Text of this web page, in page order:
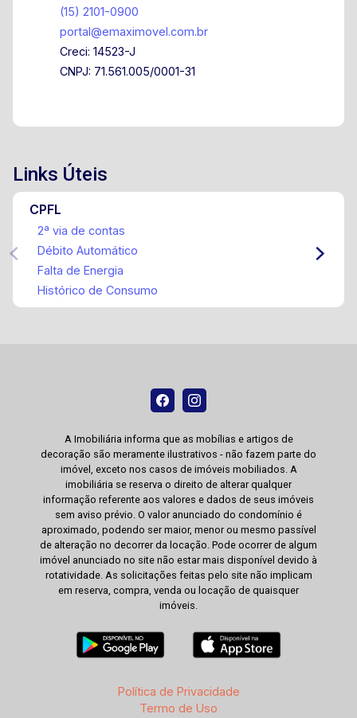
(15) 2101-0900
portal@emaximovel.com.br
Creci: 14523-J
CNPJ: 71.561.005/0001-31
Links Úteis
CPFL
2ª via de contas
Débito Automático
Falta de Energia
Histórico de Consumo
A Imobiliária informa que as mobílias e artigos de
decoração são meramente ilustrativos - não fazem parte do
imóvel, exceto nos casos de imóveis mobiliados. A
imobiliária se reserva o direito de alterar qualquer
informação referente aos valores e dados de seus imóveis
sem aviso prévio. O valor anunciado do condomínio é
aproximado, podendo ser maior, menor ou mesmo passível
de alteração no decorrer da locação. Pode ocorrer de algum
imóvel anunciado no site não estar mais disponível devido à
rotatividade. As solicitações feitas pelo site não implicam
em reserva, compra, venda ou locação de quaisquer
imóveis.
Política de Privacidade
Termo de Uso